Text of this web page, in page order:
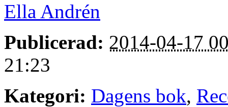
Ella Andrén
Publicerad: 2014-04-17
21:23
Kategori: Dagens bok,